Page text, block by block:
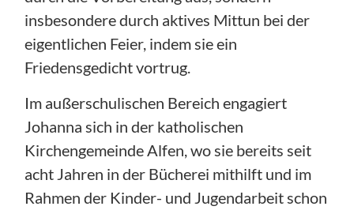
insbesondere durch aktives Mittun bei der
eigentlichen Feier, indem sie ein
Friedensgedicht vortrug.
Im außerschulischen Bereich engagiert
Johanna sich in der katholischen
Kirchengemeinde Alfen, wo sie bereits seit
acht Jahren in der Bücherei mithilft und im
Rahmen der Kinder- und Jugendarbeit schon